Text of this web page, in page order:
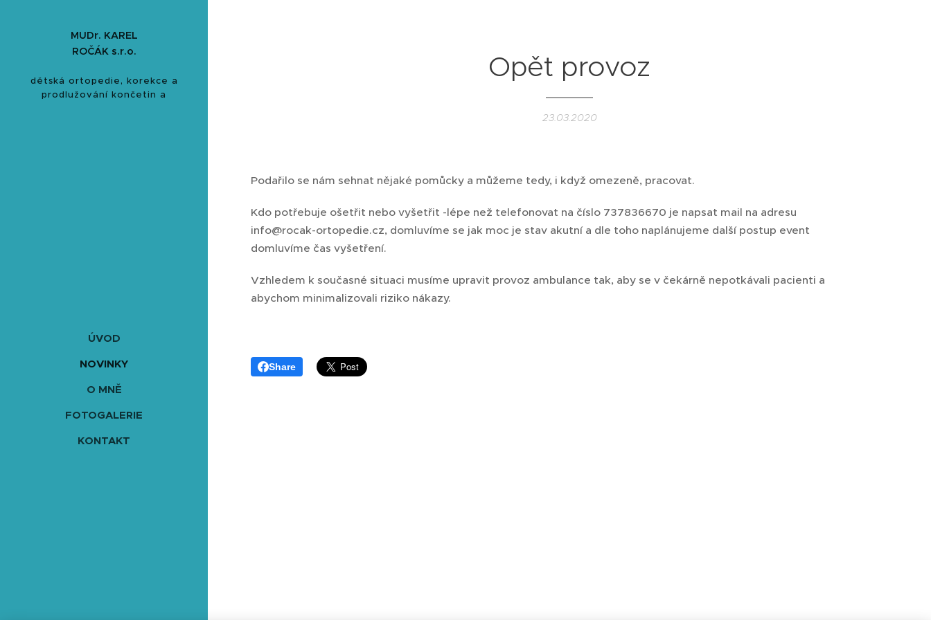
MUDr. KAREL
ROČÁK s.r.o.
dětská ortopedie, korekce a
prodlužování končetin a
ÚVOD
NOVINKY
O MNĚ
FOTOGALERIE
KONTAKT
Opět provoz
23.03.2020
Podařilo se nám sehnat nějaké pomůcky a můžeme tedy, i když omezeně, pracovat.
Kdo potřebuje ošetřit nebo vyšetřit -lépe než telefonovat na číslo 737836670 je napsat mail na adresu
info@rocak-ortopedie.cz, domluvíme se jak moc je stav akutní a dle toho naplánujeme další postup event
domluvíme čas vyšetření.
Vzhledem k současné situaci musíme upravit provoz ambulance tak, aby se v čekárně nepotkávali pacienti a
abychom minimalizovali riziko nákazy.
Share